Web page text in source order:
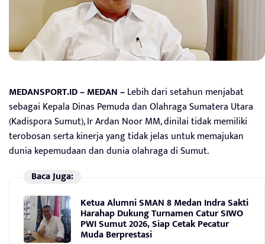
MEDANSPORT.ID – MEDAN –Lebih dari setahun menjabat
sebagai Kepala Dinas Pemuda dan Olahraga Sumatera Utara
(Kadispora Sumut), Ir Ardan Noor MM, dinilai tidak memiliki
terobosan serta kinerja yang tidak jelas untuk memajukan
dunia kepemudaan dan dunia olahraga di Sumut.
Baca Juga:
Ketua Alumni SMAN 8 Medan Indra Sakti
Harahap Dukung Turnamen Catur SIWO
PWI Sumut 2026, Siap Cetak Pecatur
Muda Berprestasi